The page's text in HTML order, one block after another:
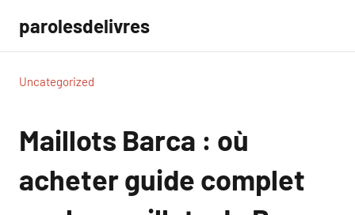
contenu
parolesdelivres
Uncategorized
Maillots Barca : où
acheter guide complet